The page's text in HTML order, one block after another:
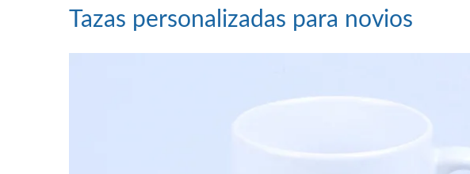
Tazas personalizadas para novios